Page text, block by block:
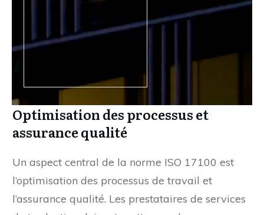
Optimisation des processus et
Un aspect central de la norme ISO 17100 est
l’optimisation des processus de travail et